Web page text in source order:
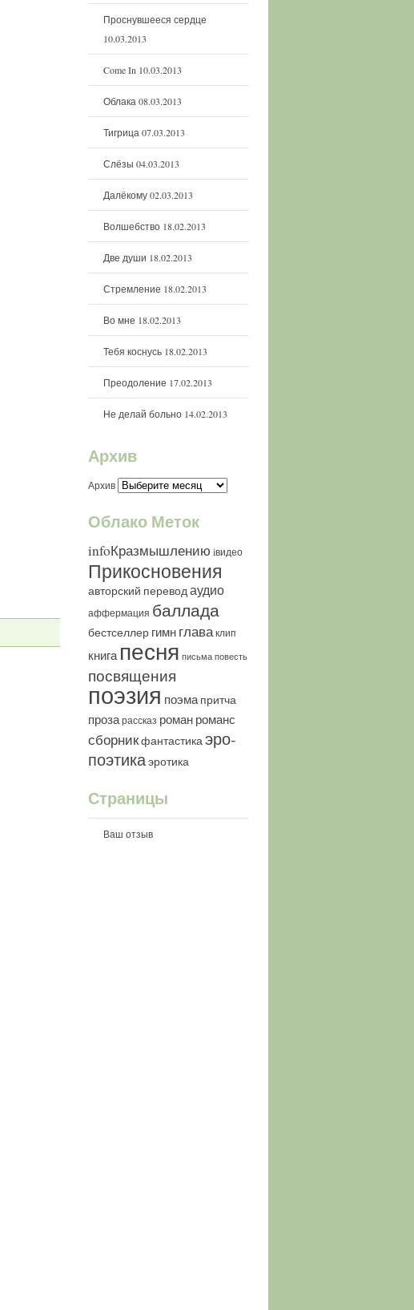
Проснувшееся сердце
10.03.2013
Come In 10.03.2013
Облака 08.03.2013
Тигрица 07.03.2013
Слёзы 04.03.2013
Далёкому02.03.2013
Волшебство 18.02.2013
Две души 18.02.2013
Стремление 18.02.2013
Во мне 18.02.2013
Тебя коснусь 18.02.2013
Преодоление 17.02.2013
Не делай больно 14.02.2013
Архив
Архив
Облако Меток
infoКразмышлению iвидео
Прикосновения
авторский переводаудио
аффермация баллада
бестселлер гимн главаклип
книга песня письма повесть
посвящения
поэзия поэма притча
прозарассказ роман романс
сборникфантастикаэро-
поэтикаэротика
Страницы
Ваш отзыв